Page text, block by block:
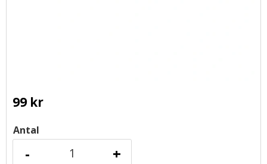
99kr
Antal
+
-